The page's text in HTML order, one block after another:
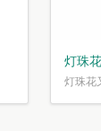
灯珠花
灯珠花